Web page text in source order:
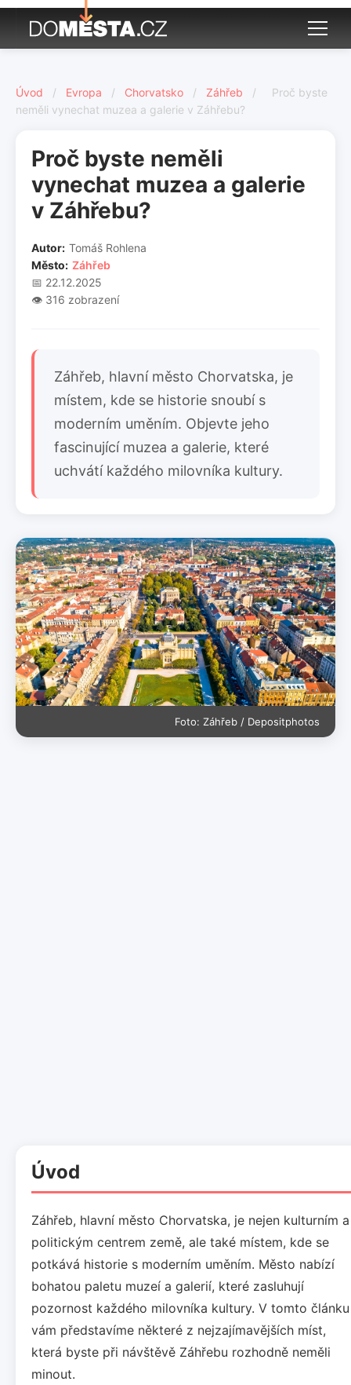
Úvod / Evropa / Chorvatsko / Záhřeb /
Proč byste
neměli vynechat muzea a galerie v Záhřebu?
Proč byste neměli
vynechat muzea a galerie
v Záhřebu?
Autor: Tomáš Rohlena
Město: Záhřeb
📅 22.12.2025
👁️ 316 zobrazení
Záhřeb, hlavní město Chorvatska, je
místem, kde se historie snoubí s
moderním uměním. Objevte jeho
fascinující muzea a galerie, které
uchvátí každého milovníka kultury.
Foto: Záhřeb / Depositphotos
Úvod
Záhřeb, hlavní město Chorvatska, je nejen kulturním a
politickým centrem země, ale také místem, kde se
potkává historie s moderním uměním. Město nabízí
bohatou paletu muzeí a galerií, které zasluhují
pozornost každého milovníka kultury. V tomto článku
vám představíme některé z nejzajímavějších míst,
která byste při návštěvě Záhřebu rozhodně neměli
minout.